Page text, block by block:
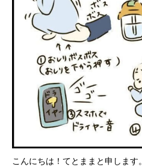
こんにちは！てとままと申します。